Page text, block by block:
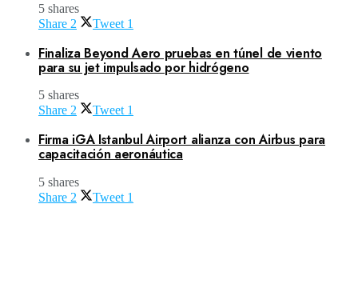
5 shares
Share 2 Tweet 1
Finaliza Beyond Aero pruebas en túnel de viento
para su jet impulsado por hidrógeno
5 shares
Share 2 Tweet 1
Firma iGA Istanbul Airport alianza con Airbus para
capacitación aeronáutica
5 shares
Share 2 Tweet 1